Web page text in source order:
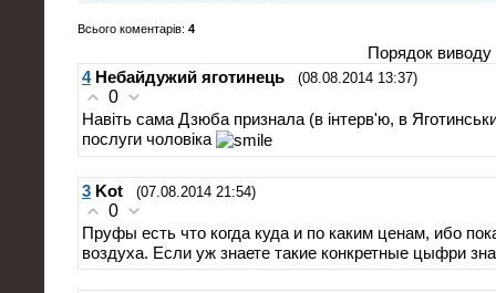
Всього коментарів: 4
Порядок виводу
4 Небайдужий яготинець (08.08.2014 13:37)
0
Навіть сама Дзюба признала (в інтерв'ю, в
послуги чоловіка
3 Kot (07.08.2014 21:54)
0
Пруфы есть что когда куда и по каким ценам, ибо
воздуха. Если уж знаете такие конкретные цыфри